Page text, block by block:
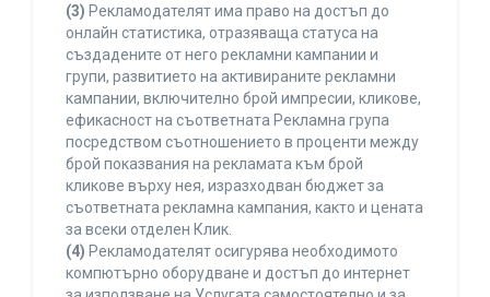
(3) Рекламодателят има право на достъп до
онлайн статистика, отразяваща статуса на
създадените от него рекламни кампании и
групи, развитието на активираните рекламни
кампании, включително брой импресии, кликове,
ефикасност на съответната Рекламна група
посредством съотношението в проценти между
брой показвания на рекламата към брой
кликове върху нея, изразходван бюджет за
съответната рекламна кампания, както и цената
за всеки отделен Клик.
(4) Рекламодателят осигурява необходимото
компютърно оборудване и достъп до интернет